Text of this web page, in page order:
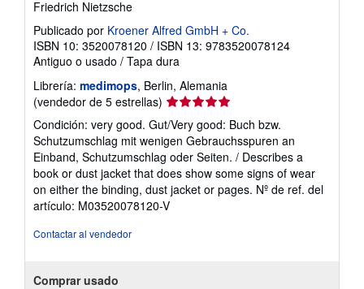
Friedrich Nietzsche
Publicado por Kroener Alfred GmbH + Co.
ISBN 10: 3520078120 / ISBN 13: 9783520078124
Antiguo o usado / Tapa dura
Librería: medimops, Berlin, Alemania
(vendedor de 5 estrellas) Calificación
del
vendedor:
5
de
5
estrellas
Condición: very good. Gut/Very good: Buch bzw.
Schutzumschlag mit wenigen Gebrauchsspuren an
Einband, Schutzumschlag oder Seiten. / Describes a
book or dust jacket that does show some signs of wear
on either the binding, dust jacket or pages. Nº de ref. del
artículo: M03520078120-V
Contactar al vendedor
Comprar usado